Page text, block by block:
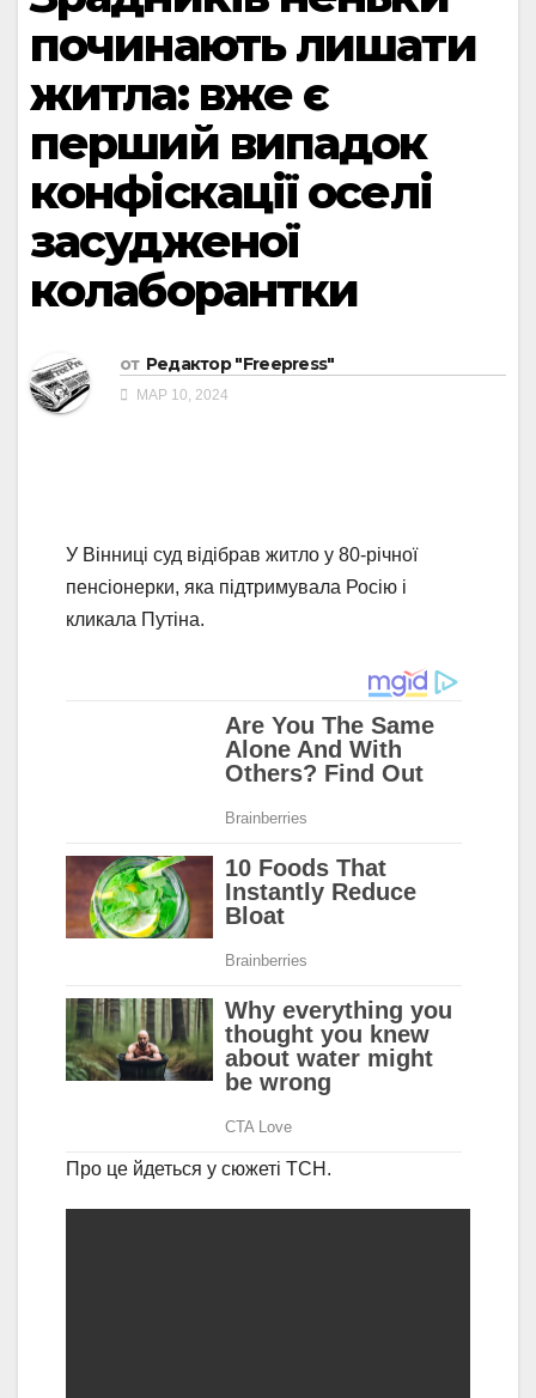
починають лишати
житла: вже є
перший випадок
конфіскації оселі
засудженої
колаборантки
от Редактор "Freepress"
МАР 10, 2024
У Вінниці суд відібрав житло у 80-річної
пенсіонерки, яка підтримувала Росію і
кликала Путіна.
Про це йдеться у сюжеті ТСН.